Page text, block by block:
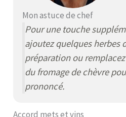
Mon astuce de chef
Pour une touche
ajoutez quelques herbes
préparation ou
du fromage de chèvre
prononcé.
Accord mets et vins